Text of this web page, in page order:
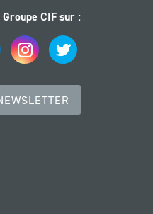
CIF sur :
InstagramTwitter